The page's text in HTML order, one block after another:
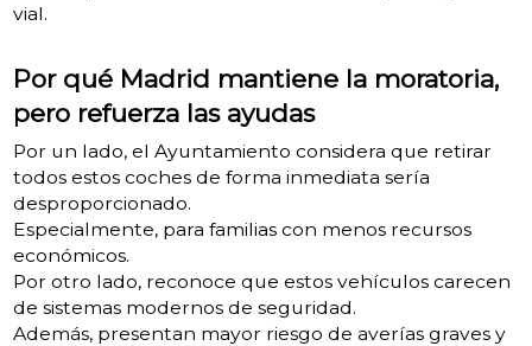
vial.
Por qué Madrid mantiene la moratoria,
pero refuerza las ayudas
Por un lado, el Ayuntamiento considera que retirar
todos estos coches de forma inmediata sería
desproporcionado.
Especialmente, para familias con menos recursos
económicos.
Por otro lado, reconoce que estos vehículos carecen
de sistemas modernos de seguridad.
Además, presentan mayor riesgo de averías graves y